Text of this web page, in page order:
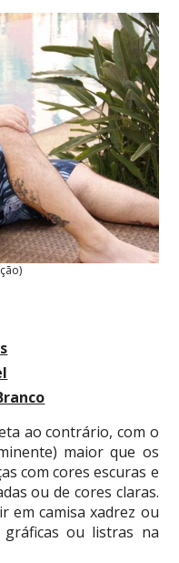
ao contrário, com o
maior que os
com cores escuras e
ou de cores claras.
em camisa xadrez ou
gráficas ou listras na